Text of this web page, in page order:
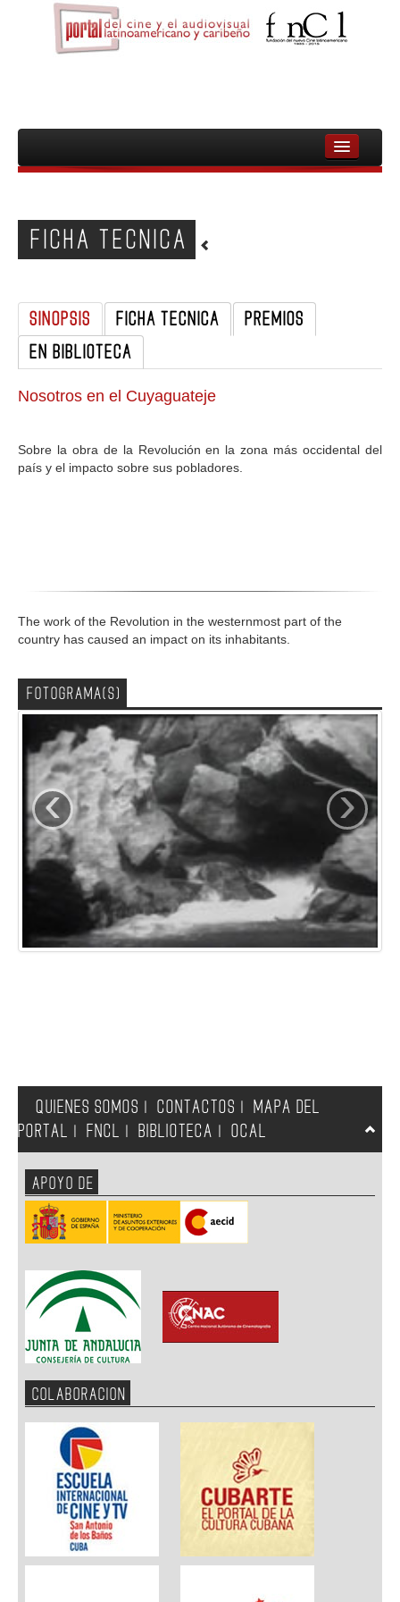
INICIO
PELICULAS
DOCUMENTALES
MUJERES
AUDIOVISUAL INDIGENA Y COMUNITARIO
FICHA TECNICA
SINOPSIS FICHA TECNICA
PREMIOS
EN BIBLIOTECA
Nosotros en el Cuyaguateje
Sobre la obra de la Revolución en la zona más occidental del
país y el impacto sobre sus pobladores.
The work of the Revolution in the westernmost part of the
country has caused an impact on its inhabitants.
FOTOGRAMA(S)
‹ ›
QUIENES SOMOS CONTACTOS
MAPA DEL
PORTAL
FNCL BIBLIOTECA OCAL
APOYO DE
COLABORACION